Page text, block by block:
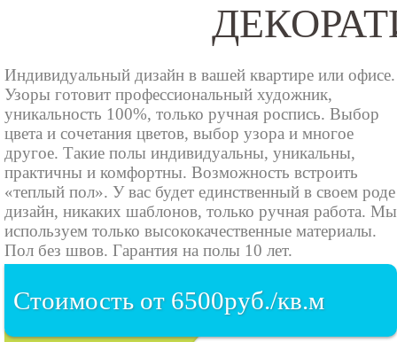
Индивидуальный дизайн в вашей квартире или офисе.
Узоры готовит профессиональный художник,
уникальность 100%, только ручная роспись. Выбор
цвета и сочетания цветов, выбор узора и многое
другое. Такие полы индивидуальны, уникальны,
практичны и комфортны. Возможность встроить
«теплый пол». У вас будет единственный в своем роде
дизайн, никаких шаблонов, только ручная работа. Мы
используем только высококачественные материалы.
Пол без швов. Гарантия на полы 10 лет.
Стоимость от 6500руб./кв.м